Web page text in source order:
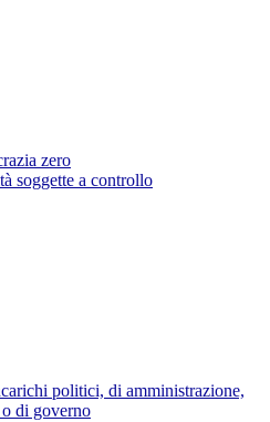
zero
soggette a controllo
politici, di amministrazione,
di governo